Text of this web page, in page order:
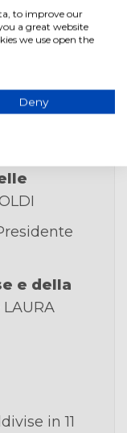
e della
in 11
to improve our
a great website
we use open the
Deny